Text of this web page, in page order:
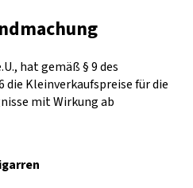
hat gemäß § 9 des
Kleinverkaufspreise für die
mit Wirkung ab